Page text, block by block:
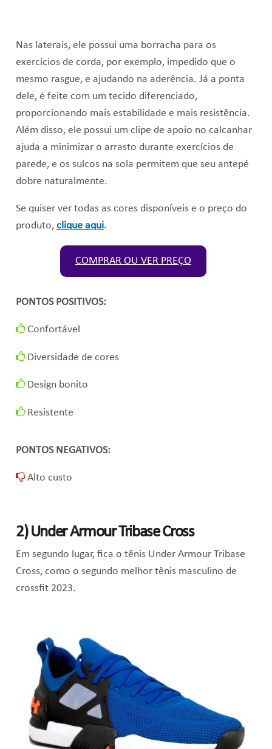
Nas laterais, ele possui uma borracha para os
exercícios de corda, por exemplo, impedido que o
mesmo rasgue, e ajudando na aderência. Já a ponta
dele, é feite com um tecido diferenciado,
proporcionando mais estabilidade e mais resistência.
Além disso, ele possui um c lipe de apoio no calcanhar
ajuda a minimizar o arrasto durante exercícios de
parede, e os sulcos na sola permitem que seu antepé
dobre naturalmente.
Se quiser ver todas as cores disponíveis e o preço do
produto, clique aqui.
COMPRAR OU VER PREÇO
PONTOS POSITIVOS:
Confortável
Diversidade de cores
Design bonito
Resistente
PONTOS NEGATIVOS:
Alto custo
2)Under Armour Tribase Cross
Em segundo lugar, fica o tênis Under Armour Tribase
Cross, como o segundo melhor tênis masculino de
crossfit 2023.